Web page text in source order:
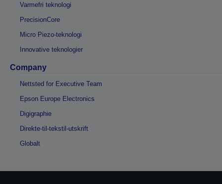
Varmefri teknologi
PrecisionCore
Micro Piezo-teknologi
Innovative teknologier
Company
Nettsted for Executive Team
Epson Europe Electronics
Digigraphie
Direkte-til-tekstil-utskrift
Globalt